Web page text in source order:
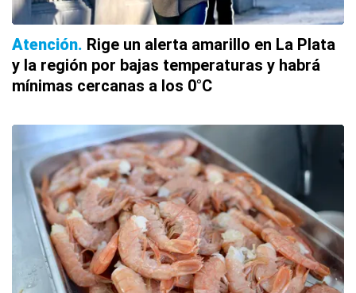
Atención Rige un alerta amarillo en La Plata
y la región por bajas temperaturas y habrá
mínimas cercanas a los 0°C